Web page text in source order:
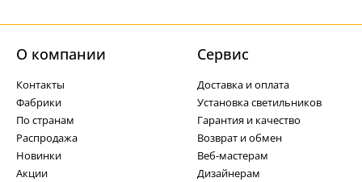
О компании
Контакты
Фабрики
По странам
Распродажа
Новинки
Акции
Cервис
Доставка и оплата
Установка светильников
Гарантия и качество
Возврат и обмен
Веб-мастерам
Дизайнерам